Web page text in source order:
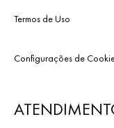
Termos de Uso
Configurações de